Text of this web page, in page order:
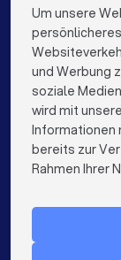
Klimatechniker
Die besten
FÜR
Um unsere
und Werbung
soziale
wird mit
Informationen
bereits zur
Rahmen Ihrer